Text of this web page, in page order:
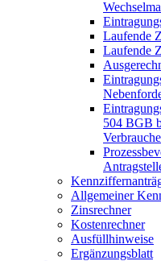
Laufende
Laufende
504 BGB
Allgemeiner
Zinsrechner
Kostenrechner
Ausfüllhinweise
Ergänzungsblatt